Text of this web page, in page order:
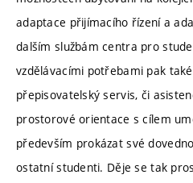
adaptace přijímacího řízení a
dalším službám centra pro
vzdělávacími potřebami pak
přepisovatelský servis, či
prostorové orientace s cílem
především prokázat své
ostatní studenti. Děje se tak